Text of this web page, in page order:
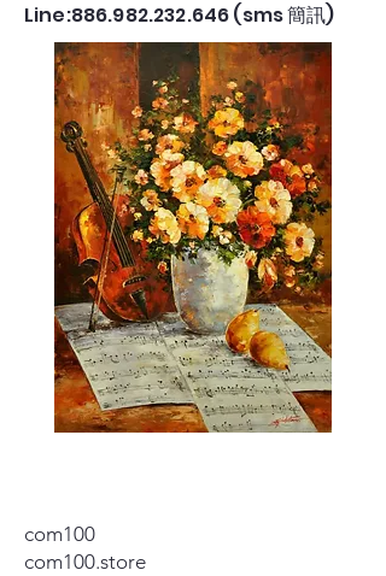
Line:886.982.232.646 (sms 簡訊)
com100
com100.store